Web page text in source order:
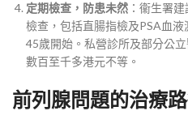
定期檢查，防患未然 ：衞生署
檢查，包括直腸指檢及PSA血
45歲開始。私營診所及部分公
數百至千多港元不等。
前列腺問題的治療